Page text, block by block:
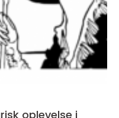
oplevelse i